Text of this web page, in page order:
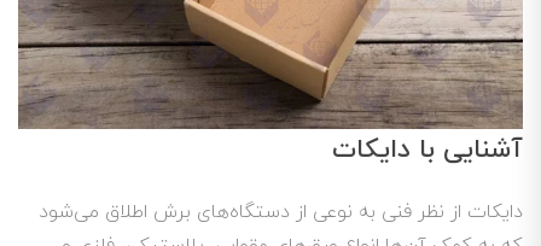
آشنایی با دایکات
دایکات از نظر فنی به نوعی از دستگاه‌های برش اطلاق می‌شود